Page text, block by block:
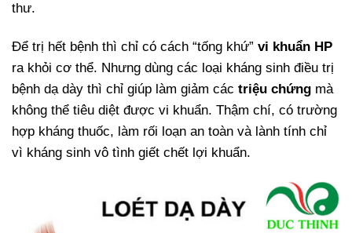
thư.
Để trị hết bệnh thì chỉ có cách “tống khứ” vi khuẩn HP
ra khỏi cơ thể. Nhưng dùng các loại kháng sinh điều trị
bệnh dạ dày thì chỉ giúp làm giảm các triệu chứng mà
không thể tiêu diệt được vi khuẩn. Thậm chí, có trường
hợp kháng thuốc, làm rối loạn an toàn và lành tính chỉ
vì kháng sinh vô tình giết chết lợi khuẩn.